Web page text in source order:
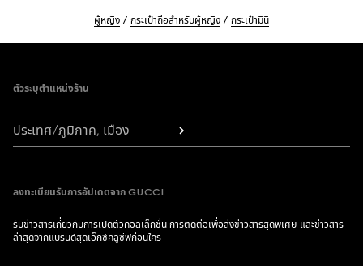
ผู้หญิง กระเป๋าถือสำหรับผู้หญิง กระเป๋ามินิ
ตัวระบุตำแหน่งร้าน
ประเทศ/ภูมิภาค, เมือง
ลงทะเบียนรับการอัปเดตจาก GUCCI
รับข่าวสารเกี่ยวกับการเปิดตัวคอลเล็กชั่น การติดต่อเพื่อส่งข่าวสารสุดพิเศษ และข่าวสาร
ล่าสุดจากแบรนด์สุดเอ็กซ์คลูซีฟก่อนใคร